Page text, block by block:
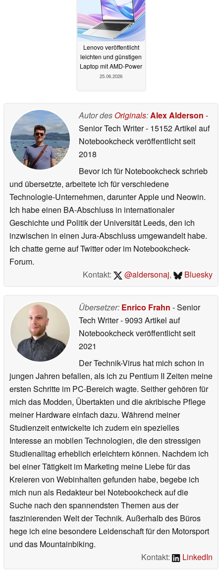
Lenovo veröffentlicht
leichten und günstigen
Laptop mit AMD-Power
25.06.2026
Autor des Originals:Alex Alderson -
Senior Tech Writer- 15152 Artikel auf
Notebookcheck veröffentlichtseit
2018
Bevor ich für Notebookcheck schrieb
und übersetzte, arbeitete ich für verschiedene
Technologie-Unternehmen, darunter Apple und Neowin.
Ich habe einen BA-Abschluss in internationaler
Geschichte und Politik der Universität Leeds, den ich
inzwischen in einen Jura-Abschluss umgewandelt habe.
Ich chatte gerne auf Twitter oder im Notebookcheck-
Forum.
Kontakt:
@aldersonaj, Bluesky
Übersetzer: Enrico Frahn - Senior
Tech Writer- 9093 Artikel auf
Notebookcheck veröffentlichtseit
2021
Der Technik-Virus hat mich schon in
jungen Jahren befallen, als ich zu Pentium II Zeiten meine
ersten Schritte im PC-Bereich wagte. Seither gehören für
mich das Modden, Übertakten und die akribische Pflege
meiner Hardware einfach dazu. Während meiner
Studienzeit entwickelte ich zudem ein spezielles
Interesse an mobilen Technologien, die den stressigen
Studienalltag erheblich erleichtern können. Nachdem ich
bei einer Tätigkeit im Marketing meine Liebe für das
Kreieren von Webinhalten gefunden habe, begebe ich
mich nun als Redakteur bei Notebookcheck auf die
Suche nach den spannendsten Themen aus der
faszinierenden Welt der Technik. Außerhalb des Büros
hege ich eine besondere Leidenschaft für den Motorsport
und das Mountainbiking.
Kontakt:
LinkedIn